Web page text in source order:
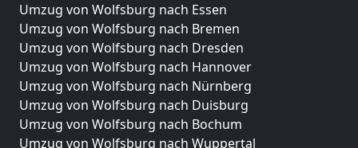
Umzug von Wolfsburg nach Essen
Umzug von Wolfsburg nach Bremen
Umzug von Wolfsburg nach Dresden
Umzug von Wolfsburg nach Hannover
Umzug von Wolfsburg nach Nürnberg
Umzug von Wolfsburg nach Duisburg
Umzug von Wolfsburg nach Bochum
Umzug von Wolfsburg nach Wuppertal